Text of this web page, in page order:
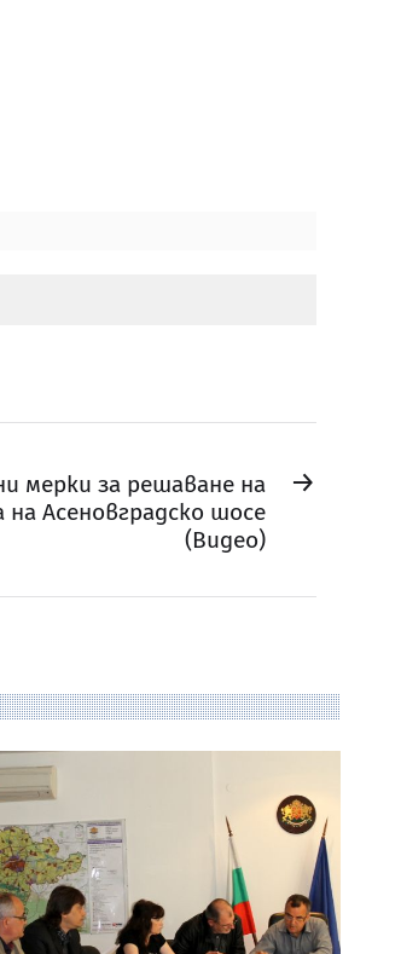
→
мерки за решаване на
Асеновградско шосе
(Видео)